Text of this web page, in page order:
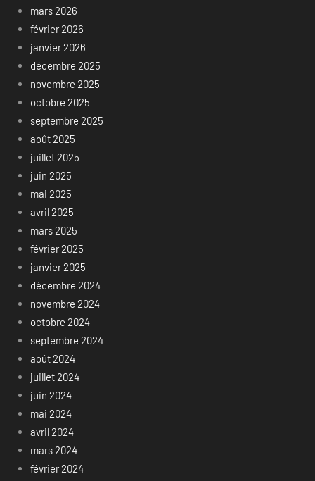
mars 2026
février 2026
janvier 2026
décembre 2025
novembre 2025
octobre 2025
septembre 2025
août 2025
juillet 2025
juin 2025
mai 2025
avril 2025
mars 2025
février 2025
janvier 2025
décembre 2024
novembre 2024
octobre 2024
septembre 2024
août 2024
juillet 2024
juin 2024
mai 2024
avril 2024
mars 2024
février 2024